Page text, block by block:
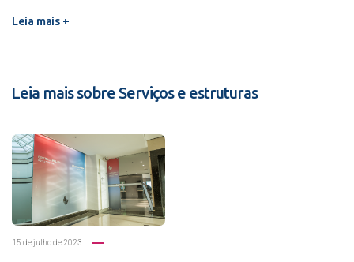
Leia mais +
Leia mais sobre Serviços e estruturas
15 de julho de 2023